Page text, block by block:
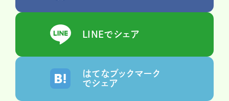
LINEでシェア
はてなブックマーク
でシェア